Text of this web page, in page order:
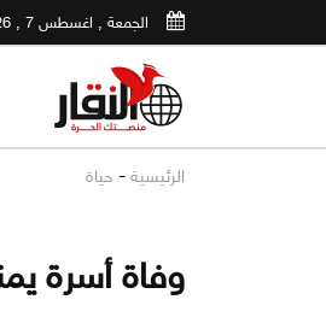
الجمعة , اغسطس 7 , 2026
الرئيسية - حياة
وفاة أسرة